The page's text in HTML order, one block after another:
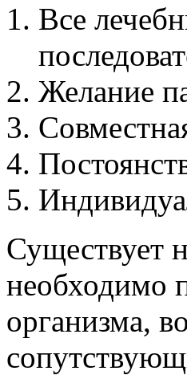
Все
Желание
Существует
необходимо
организма,